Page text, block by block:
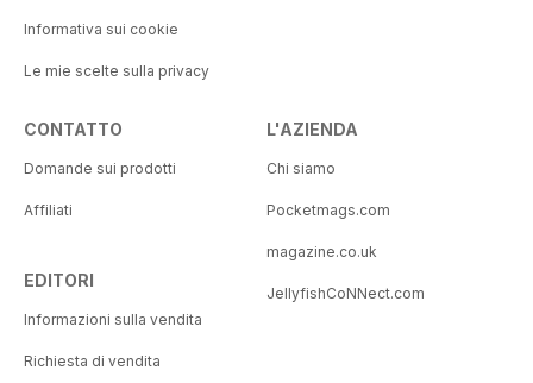
Informativa sui cookie
Le mie scelte sulla privacy
CONTATTO
Domande sui prodotti
Affiliati
EDITORI
Informazioni sulla vendita
Richiesta di vendita
L'AZIENDA
Chi siamo
Pocketmags.com
magazine.co.uk
JellyfishCoNNect.com